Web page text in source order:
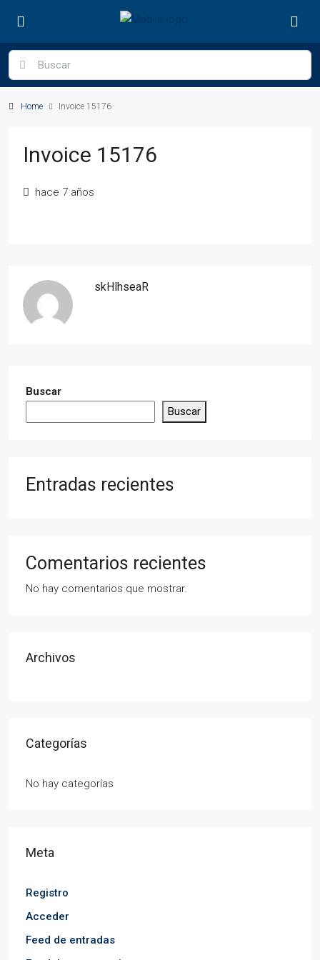
Home Invoice 15176
Invoice 15176
hace 7 años
skHlhseaR
Buscar
Buscar
Entradas recientes
Comentarios recientes
No hay comentarios que mostrar.
Archivos
Categorías
No hay categorías
Meta
Registro
Acceder
Feed de entradas